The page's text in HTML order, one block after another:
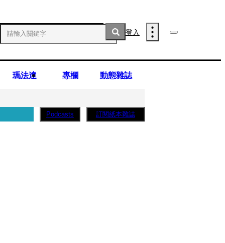
登入
瑪法達 專欄 動態雜誌
Podcasts 訂閱紙本雜誌